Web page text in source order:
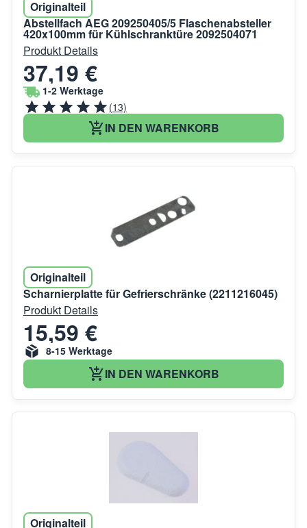
Originalteil
Abstellfach AEG 209250405/5 Flaschenabsteller
420x100mm für Kühlschranktüre 2092504071
Produkt Details
37,19 €
1-2 Werktage
(13)
IN DEN WARENKORB
Originalteil
Scharnierplatte für Gefrierschränke (2211216045)
Produkt Details
15,59 €
8-15 Werktage
IN DEN WARENKORB
Originalteil